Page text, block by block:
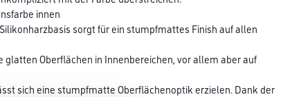
innen
sorgt für ein stumpfmattes Finish auf allen
glatten Oberflächen in Innenbereichen, vor allem aber auf
sich eine stumpfmatte Oberflächenoptik erzielen. Dank der